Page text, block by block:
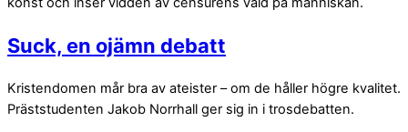
Suck, en ojämn debatt
Kristendomen mår bra av ateister – om de håller högre kvalitet.
Präststudenten Jakob Norrhall ger sig in i trosdebatten.